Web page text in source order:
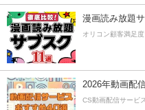
漫画読み放題
オリコン顧客満足
2026年動画配
CS動画配信サービ